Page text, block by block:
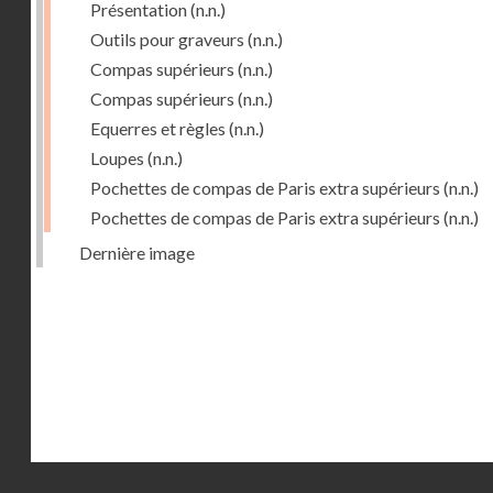
Présentation(n.n.)
Outils pour graveurs (n.n.)
Compas supérieurs (n.n.)
Compas supérieurs (n.n.)
Equerres et règles (n.n.)
Loupes (n.n.)
Pochettes de compas de Paris extra supérieurs (n.n.)
Pochettes de compas de Paris extra supérieurs (n.n.)
Dernière image